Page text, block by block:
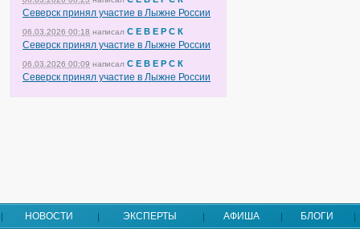
Северск принял участие в Лыжне России
06.03.2026 00:18 написал С Е В Е Р С К
Северск принял участие в Лыжне России
06.03.2026 00:09 написал С Е В Е Р С К
Северск принял участие в Лыжне России
НОВОСТИ ЭКСПЕРТЫ АФИША БЛОГИ